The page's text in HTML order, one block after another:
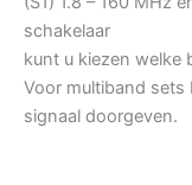
schakelaar
kunt u kiezen welke
Voor multiband sets
signaal doorgeven.